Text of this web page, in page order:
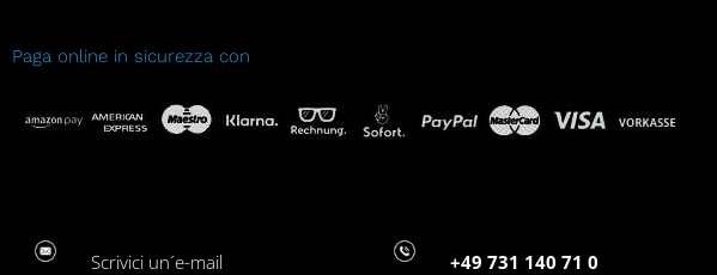
Paga online in sicurezza con
Scrivici un´e-mail +49 731 140 71 0